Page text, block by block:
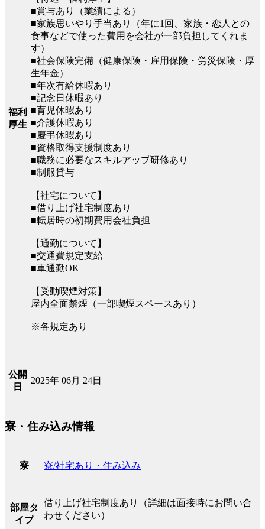
福利
厚生
■賞与あり（業績による）
■家族思いやり手当あり（年に1回、家族・恋人との
食事などで使った費用を会社が一部負担してくれま
す）
■社会保険完備（健康保険・雇用保険・労災保険・厚
生年金）
■年次有給休暇あり
■記念日休暇あり
■育児休暇あり
■介護休暇あり
■慶弔休暇あり
■資格取得支援制度あり
■職務に必要なスキルアップ研修あり
■制服貸与
【社宅について】
■借り上げ社宅制度あり
■転居時の初期費用会社負担
【通勤について】
■交通費規定支給
■車通勤OK
【受動喫煙対策】
屋内全面禁煙（一部喫煙スペースあり）
※各規定あり
公開
日
2025年 06月 24日
寮・住み込み情報
寮 寮/社宅あり・住み込み
部屋タ
イプ
借り上げ社宅制度あり（詳細は面接時にお問い合
わせください）